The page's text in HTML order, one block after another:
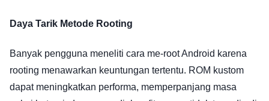
Daya Tarik Metode Rooting
Banyak pengguna meneliti cara me-root Android karena
rooting menawarkan keuntungan tertentu. ROM kustom
dapat meningkatkan performa, memperpanjang masa